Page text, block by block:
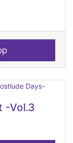
-Vol.3